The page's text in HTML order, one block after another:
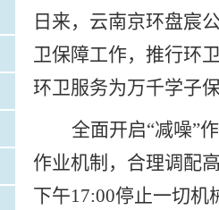
日来，云南京环盘宸
卫保障工作，推行环
环卫服务为万千学子
全面开启“减噪”
作业机制，合理调配
下午17:00停止一切机